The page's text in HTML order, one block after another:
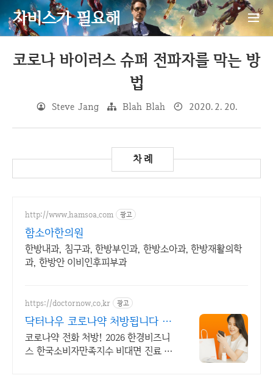
자비스가 필요해
코로나 바이러스 슈퍼 전파자를 막는 방
법
Steve Jang Blah Blah 2020. 2. 20.
http://www.hamsoa.com 광고
함소아한의원
한방내과, 침구과, 한방부인과, 한방소아과, 한방재활의학
과, 한방안 이비인후피부과
https://doctornow.co.kr 광고
닥터나우 코로나약 처방됩니다 36
5일 24시간 진료가능
코로나약 전화 처방! 2026 한경비즈니
스 한국소비자만족지수 비대면 진료 앱